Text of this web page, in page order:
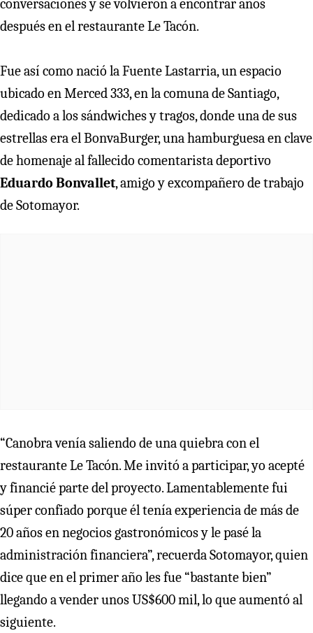
conversaciones y se volvieron a encontrar años
después en el restaurante Le Tacón.
Fue así como nació la Fuente Lastarria, un espacio
ubicado en Merced 333, en la comuna de Santiago,
dedicado a los sándwiches y tragos, donde una de sus
estrellas era el BonvaBurger, una hamburguesa en clave
de homenaje al fallecido comentarista deportivo
Eduardo Bonvallet, amigo y excompañero de trabajo
de Sotomayor.
“Canobra venía saliendo de una quiebra con el
restaurante Le Tacón. Me invitó a participar, yo acepté
y financié parte del proyecto. Lamentablemente fui
súper confiado porque él tenía experiencia de más de
20 años en negocios gastronómicos y le pasé la
administración financiera”, recuerda Sotomayor, quien
dice que en el primer año les fue “bastante bien”
llegando a vender unos US$600 mil, lo que aumentó al
siguiente.